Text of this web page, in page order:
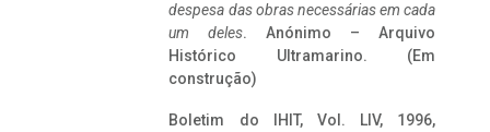
despesa das obras necessárias em cada
um deles. Anónimo – Arquivo
Histórico Ultramarino. (Em
construção)
Boletim do IHIT, Vol. LIV, 1996,